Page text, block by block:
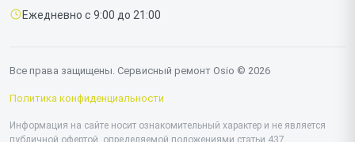
Контакты
Ежедневно с 9:00 до 21:00
Все права защищены. Сервисный ремонт Osio © 2026
Политика конфиденциальности
Информация на сайте носит ознакомительный характер и не является
публичной офертой, определяемой положениями статьи 437